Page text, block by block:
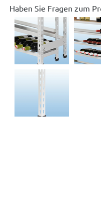
Haben Sie Fragen zum